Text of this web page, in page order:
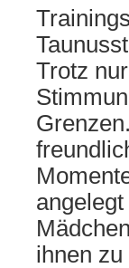
Trotz
ihnen